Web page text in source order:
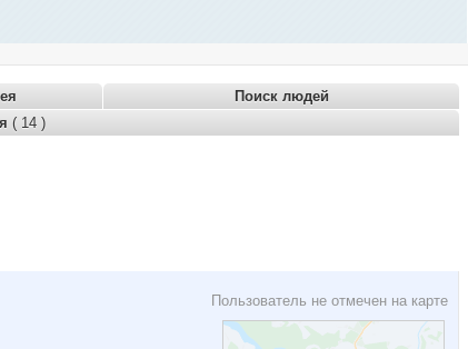
Поиск людей
( 14 )
Пользователь не отмечен на карте